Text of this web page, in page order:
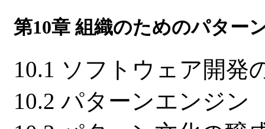
第10章 組織のためのパター
10.1 ソフトウェア開発
10.2 パターンエンジン